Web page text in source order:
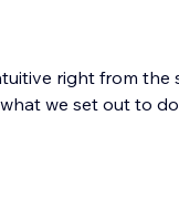
right from
we set out to